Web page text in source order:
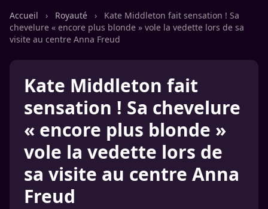
Accueil › Royauté ›
Kate Middleton fait sensation ! Sa
chevelure « encore plus blonde » vole la vedette lors de sa
visite au centre Anna Freud
Kate Middleton fait
sensation ! Sa chevelure
« encore plus blonde »
vole la vedette lors de
sa visite au centre Anna
Freud